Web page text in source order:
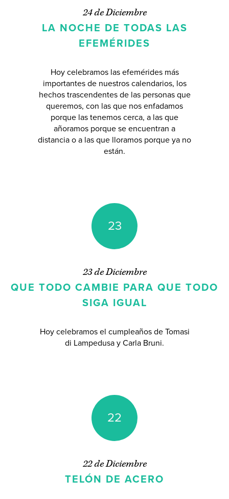
24 de Diciembre
LA NOCHE DE TODAS LAS
EFEMÉRIDES
Hoy celebramos las efemérides más
importantes de nuestros calendarios, los
hechos trascendentes de las personas que
queremos, con las que nos enfadamos
porque las tenemos cerca, a las que
añoramos porque se encuentran a
distancia o a las que lloramos porque ya no
están.
23
23 de Diciembre
QUE TODO CAMBIE PARA QUE TODO
SIGA IGUAL
Hoy celebramos el cumpleaños de Tomasi
di Lampedusa y Carla Bruni.
22
22 de Diciembre
TELÓN DE ACERO
Acerca de
Puedes escribirme uncorreo,suscribirte al boletín de noticias
seguirme en Twitter,FacebookoPinterest.